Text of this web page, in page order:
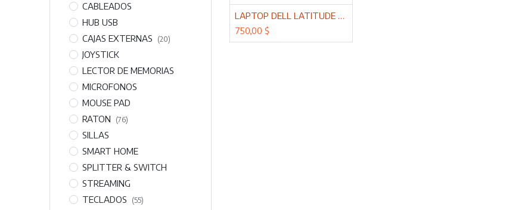
CABLEADOS
HUB USB
CAJAS EXTERNAS
(20)
JOYSTICK
LECTOR DE MEMORIAS
MICROFONOS
MOUSE PAD
RATON
(76)
SILLAS
SMART HOME
SPLITTER & SWITCH
STREAMING
TECLADOS
(55)
Adicionar al carritoLAPTOP DELL LATITUDE 3580 I5 8GB RAM SSD 500 GB PANT 15.6¨
750,00 $